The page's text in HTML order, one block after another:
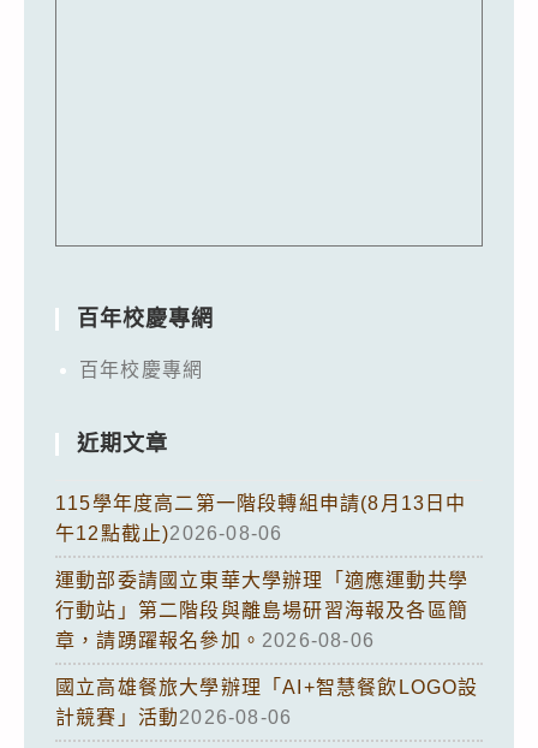
百年校慶專網
百年校慶專網
近期文章
115學年度高二第一階段轉組申請(8月13日中
午12點截止)2026-08-06
運動部委請國立東華大學辦理「適應運動共學
行動站」第二階段與離島場研習海報及各區簡
章，請踴躍報名參加。 2026-08-06
國立高雄餐旅大學辦理「AI+智慧餐飲LOGO設
計競賽」活動2026-08-06